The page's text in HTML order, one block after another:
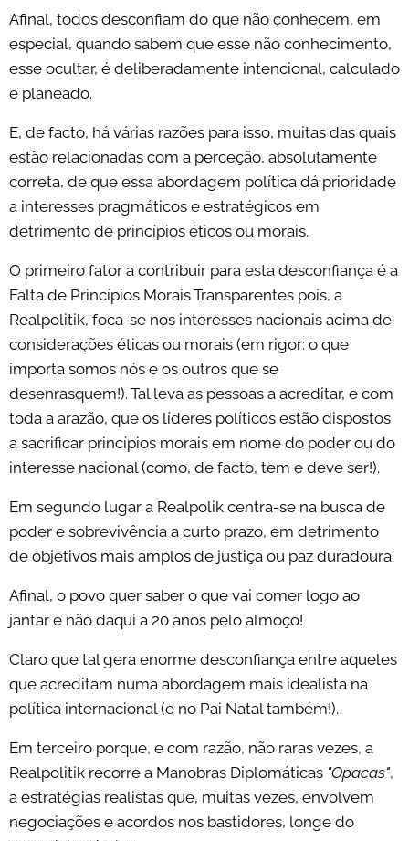
Afinal, todos desconfiam do que não conhecem, em
especial, quando sabem que esse não conhecimento,
esse ocultar, é deliberadamente intencional, calculado
e planeado.
E, de facto, há várias razões para isso, muitas das quais
estão relacionadas com a perceção, absolutamente
correta, de que essa abordagem política dá prioridade
a interesses pragmáticos e estratégicos em
detrimento de princípios éticos ou morais.
O primeiro fator a contribuir para esta desconfiança é a
Falta de Princípios Morais Transparentes pois, a
Realpolitik, foca-se nos interesses nacionais acima de
considerações éticas ou morais (em rigor: o que
importa somos nós e os outros que se
desenrasquem!). Tal leva as pessoas a acreditar, e com
toda a arazão, que os líderes políticos estão dispostos
a sacrificar princípios morais em nome do poder ou do
interesse nacional (como, de facto, tem e deve ser!).
Em segundo lugar a Realpolik centra-se na busca de
poder e sobrevivência a curto prazo, em detrimento
de objetivos mais amplos de justiça ou paz duradoura.
Afinal, o povo quer saber o que vai comer logo ao
jantar e não daqui a 20 anos pelo almoço!
Claro que tal gera enorme desconfiança entre aqueles
que acreditam numa abordagem mais idealista na
política internacional (e no Pai Natal também!).
Em terceiro porque, e com razão, não raras vezes, a
Realpolitik recorre a Manobras Diplomáticas "Opacas",
a estratégias realistas que, muitas vezes, envolvem
negociações e acordos nos bastidores, longe do